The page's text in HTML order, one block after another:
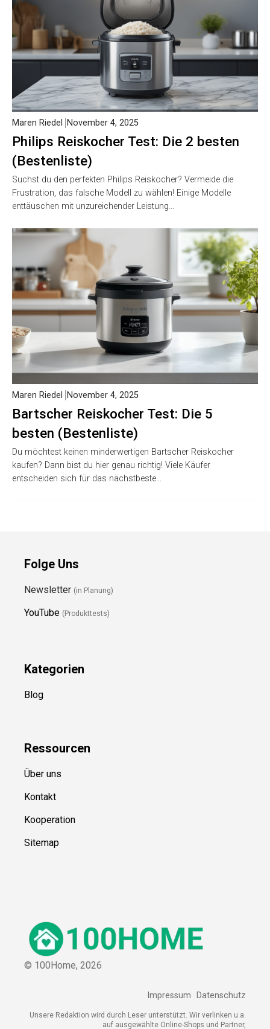
Philips Reiskocher Test: Die 2 besten
(Bestenliste)
Maren Riedel November 4, 2025
Suchst du den perfekten Philips Reiskocher? Vermeide die
Frustration, das falsche Modell zu wählen! Einige Modelle
enttäuschen mit unzureichender Leistung…
Bartscher Reiskocher Test: Die 5
besten (Bestenliste)
Maren Riedel November 4, 2025
Du möchtest keinen minderwertigen Bartscher Reiskocher
kaufen? Dann bist du hier genau richtig! Viele Käufer
entscheiden sich für das nächstbeste…
Folge Uns
Newsletter (in Planung)
YouTube (Produkttests)
Kategorien
Blog
Ressourcen
Über uns
Kontakt
Kooperation
Sitemap
© 100Home, 2026
Impressum Datenschutz
Unsere Redaktion wird durch Leser unterstützt. Wir verlinken u.a.
auf ausgewählte Online-Shops und Partner,